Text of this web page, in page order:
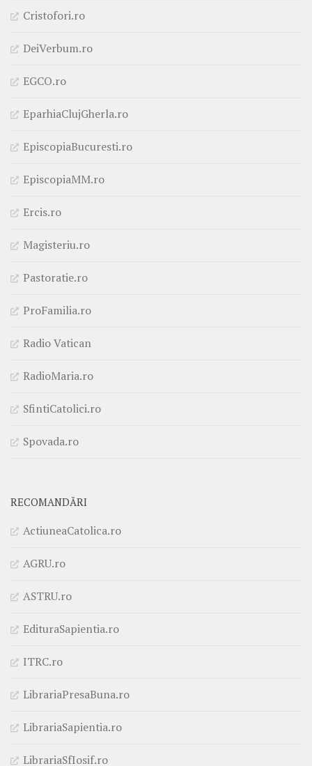
Cristofori.ro
DeiVerbum.ro
EGCO.ro
EparhiaClujGherla.ro
EpiscopiaBucuresti.ro
EpiscopiaMM.ro
Ercis.ro
Magisteriu.ro
Pastoratie.ro
ProFamilia.ro
Radio Vatican
RadioMaria.ro
SfintiCatolici.ro
Spovada.ro
RECOMANDĂRI
ActiuneaCatolica.ro
AGRU.ro
ASTRU.ro
EdituraSapientia.ro
ITRC.ro
LibrariaPresaBuna.ro
LibrariaSapientia.ro
LibrariaSfIosif.ro